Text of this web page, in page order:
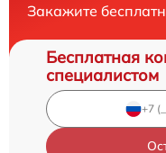
Закажите
Бесплатная
специалистом